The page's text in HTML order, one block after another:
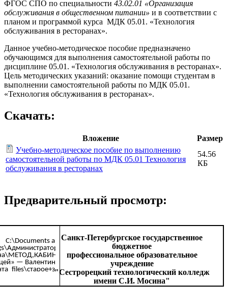
ФГОС СПО по специальности 43.02.01 «Организация
обслуживания в общественном питании» и в соответствии с
планом и программой курса МДК 05.01. «Технология
обслуживания в ресторанах».
Данное учебно-методическое пособие предназначено
обучающимся для выполнения самостоятельной работы по
дисциплине 05.01. «Технология обслуживания в ресторанах».
Цель методических указаний: оказание помощи студентам в
выполнении самостоятельной работы по МДК 05.01.
«Технология обслуживания в ресторанах».
Скачать:
Вложение
Размер
Учебно-методическое пособие по выполнению
самостоятельной работы по МДК 05.01 Технология
обслуживания в ресторанах
54.56
КБ
Предварительный просмотр:
Санкт-Петербургское государственное
бюджетное
профессиональное образовательное
учреждение
"Сестрорецкий технологический колледж
имени С.И. Мосина"